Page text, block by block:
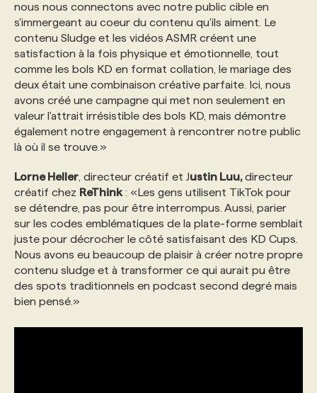
nous nous connectons avec notre public cible en
s'immergeant au coeur du contenu qu'ils aiment. Le
contenu Sludge et les vidéos ASMR créent une
satisfaction à la fois physique et émotionnelle, tout
comme les bols KD en format collation, le mariage des
deux était une combinaison créative parfaite. Ici, nous
avons créé une campagne qui met non seulement en
valeur l'attrait irrésistible des bols KD, mais démontre
également notre engagement à rencontrer notre public
là où il se trouve.»
Lorne Heller , directeur créatif et Justin Luu,directeur
créatif chez ReThink: «Les gens utilisent TikTok pour
se détendre, pas pour être interrompus. Aussi, parier
sur les codes emblématiques de la plate-forme semblait
juste pour décrocher le côté satisfaisant des KD Cups.
Nous avons eu beaucoup de plaisir à créer notre propre
contenu sludge et à transformer ce qui aurait pu être
des spots traditionnels en podcast second degré mais
bien pensé.»